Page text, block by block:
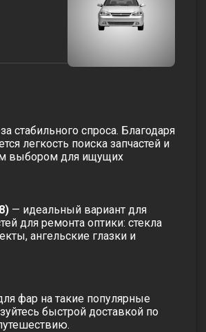
стабильного спроса. Благодаря
легкость поиска запчастей и
выбором для ищущих
— идеальный вариант для
для ремонта оптики: стекла
ангельские глазки и
фар на такие популярные
быстрой доставкой по